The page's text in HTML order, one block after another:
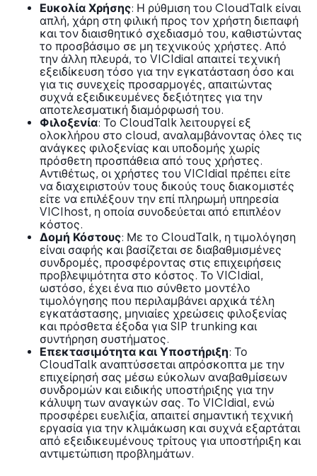
Ευκολία Χρήσης: Η ρύθμιση του CloudTalk είναι
απλή, χάρη στη φιλική προς τον χρήστη διεπαφή
και τον διαισθητικό σχεδιασμό του, καθιστώντας
το προσβάσιμο σε μη τεχνικούς χρήστες. Από
την άλλη πλευρά, το VICIdial απαιτεί τεχνική
εξειδίκευση τόσο για την εγκατάσταση όσο και
για τις συνεχείς προσαρμογές, απαιτώντας
συχνά εξειδικευμένες δεξιότητες για την
αποτελεσματική διαμόρφωσή του.
Φιλοξενία: Το CloudTalk λειτουργεί εξ
ολοκλήρου στο cloud, αναλαμβάνοντας όλες τις
ανάγκες φιλοξενίας και υποδομής χωρίς
πρόσθετη προσπάθεια από τους χρήστες.
Αντιθέτως, οι χρήστες του VICIdial πρέπει είτε
να διαχειριστούν τους δικούς τους διακομιστές
είτε να επιλέξουν την επί πληρωμή υπηρεσία
VICIhost, η οποία συνοδεύεται από επιπλέον
κόστος.
Δομή Κόστους: Με το CloudTalk, η τιμολόγηση
είναι σαφής και βασίζεται σε διαβαθμισμένες
συνδρομές, προσφέροντας στις επιχειρήσεις
προβλεψιμότητα στο κόστος. Το VICIdial,
ωστόσο, έχει ένα πιο σύνθετο μοντέλο
τιμολόγησης που περιλαμβάνει αρχικά τέλη
εγκατάστασης, μηνιαίες χρεώσεις φιλοξενίας
και πρόσθετα έξοδα για SIP trunking και
συντήρηση συστήματος.
Επεκτασιμότητα και Υποστήριξη: Το
CloudTalk αναπτύσσεται απρόσκοπτα με την
επιχείρησή σας μέσω εύκολων αναβαθμίσεων
συνδρομών και ειδικής υποστήριξης για την
κάλυψη των αναγκών σας. Το VICIdial, ενώ
προσφέρει ευελιξία, απαιτεί σημαντική τεχνική
εργασία για την κλιμάκωση και συχνά εξαρτάται
από εξειδικευμένους τρίτους για υποστήριξη και
αντιμετώπιση προβλημάτων.